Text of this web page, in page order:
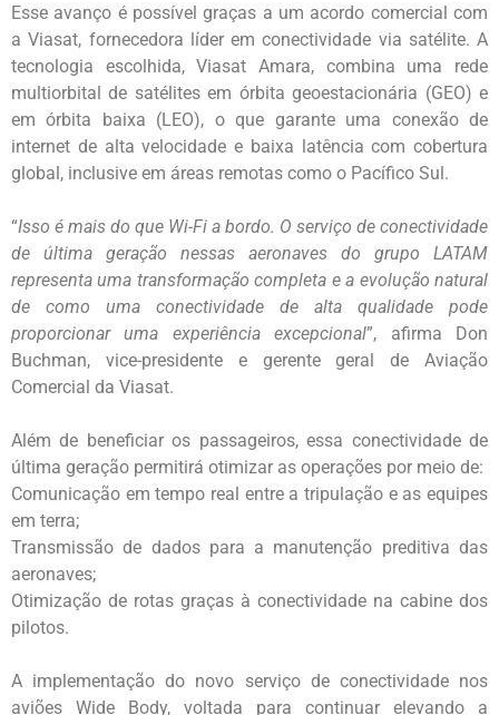
Esse avanço é possível graças a um acordo comercial com
a Viasat, fornecedora líder em conectividade via satélite. A
tecnologia escolhida, Viasat Amara, combina uma rede
multiorbital de satélites em órbita geoestacionária (GEO) e
em órbita baixa (LEO), o que garante uma conexão de
internet de alta velocidade e baixa latência com cobertura
global, inclusive em áreas remotas como o Pacífico Sul.
“Isso é mais do que Wi-Fi a bordo. O serviço de conectividade
de última geração nessas aeronaves do grupo LATAM
representa uma transformação completa e a evolução natural
de como uma conectividade de alta qualidade pode
proporcionar uma experiência excepcional”, afirma Don
Buchman, vice-presidente e gerente geral de Aviação
Comercial da Viasat.
Além de beneficiar os passageiros, essa conectividade de
última geração permitirá otimizar as operações por meio de:
Comunicação em tempo real entre a tripulação e as equipes
em terra;
Transmissão de dados para a manutenção preditiva das
aeronaves;
Otimização de rotas graças à conectividade na cabine dos
pilotos.
A implementação do novo serviço de conectividade nos
aviões Wide Body, voltada para continuar elevando a